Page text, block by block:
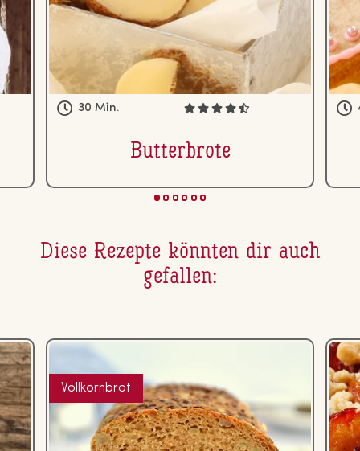
30 Min.
But­ter­bro­te
Diese Rezepte könnten dir auch
gefallen:
Vollkornbrot